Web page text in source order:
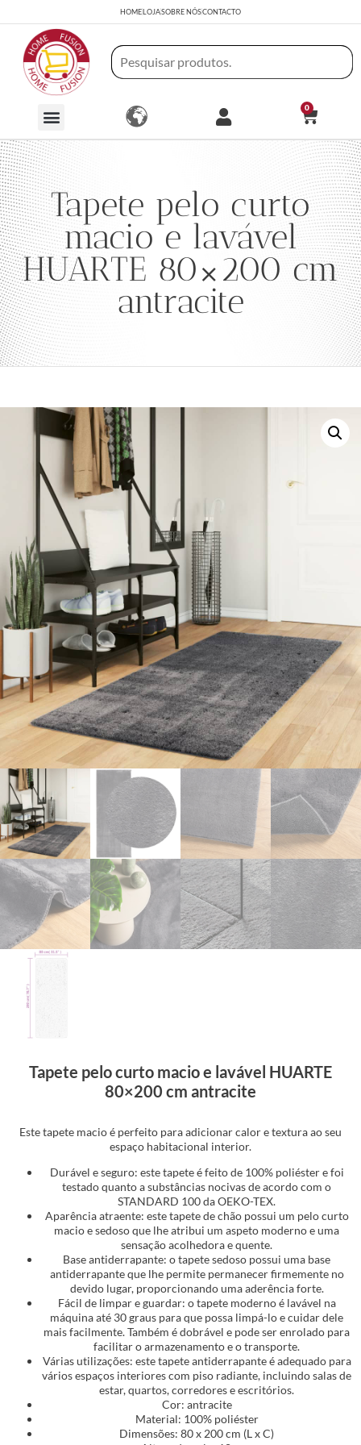
HOMELOJASOBRE NÓSCONTACTO
0
Tapete pelo curto
macio e lavável
HUARTE 80×200 cm
antracite
Tapete pelo curto macio e lavável HUARTE
80×200 cm antracite
Este tapete macio é perfeito para adicionar calor e textura ao seu
espaço habitacional interior.
Durável e seguro: este tapete é feito de 100% poliéster e foi
testado quanto a substâncias nocivas de acordo com o
STANDARD 100 da OEKO-TEX.
Aparência atraente: este tapete de chão possui um pelo curto
macio e sedoso que lhe atribui um aspeto moderno e uma
sensação acolhedora e quente.
Base antiderrapante: o tapete sedoso possui uma base
antiderrapante que lhe permite permanecer firmemente no
devido lugar, proporcionando uma aderência forte.
Fácil de limpar e guardar: o tapete moderno é lavável na
máquina até 30 graus para que possa limpá-lo e cuidar dele
mais facilmente. Também é dobrável e pode ser enrolado para
facilitar o armazenamento e o transporte.
Várias utilizações: este tapete antiderrapante é adequado para
vários espaços interiores com piso radiante, incluindo salas de
estar, quartos, corredores e escritórios.
Cor: antracite
Material: 100% poliéster
Dimensões: 80 x 200 cm (L x C)